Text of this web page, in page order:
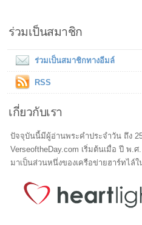
ร่วมเป็นสมาชิก
ร่วมเป็นสมาชิกทางอีมล์
RSS
เกี่ยวกับเรา
ปัจจุบันนี้มีผู้อ่านพระคำประจำวัน ถึง
VerseoftheDay.com เริ่มต้นเมื่อ ปี พ.
มาเป็นส่วนหนึ่งของเครือข่ายฮาร์ทไล์ใ